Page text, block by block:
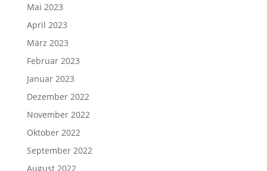
Mai 2023
April 2023
März 2023
Februar 2023
Januar 2023
Dezember 2022
November 2022
Oktober 2022
September 2022
August 2022